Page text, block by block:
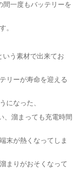
間一度もバッテリーを
。
う素材で出来てお
リーが寿命を迎える
になった、
、溜まっても充電時間
末が熱くなってしま
まりがおそくなって